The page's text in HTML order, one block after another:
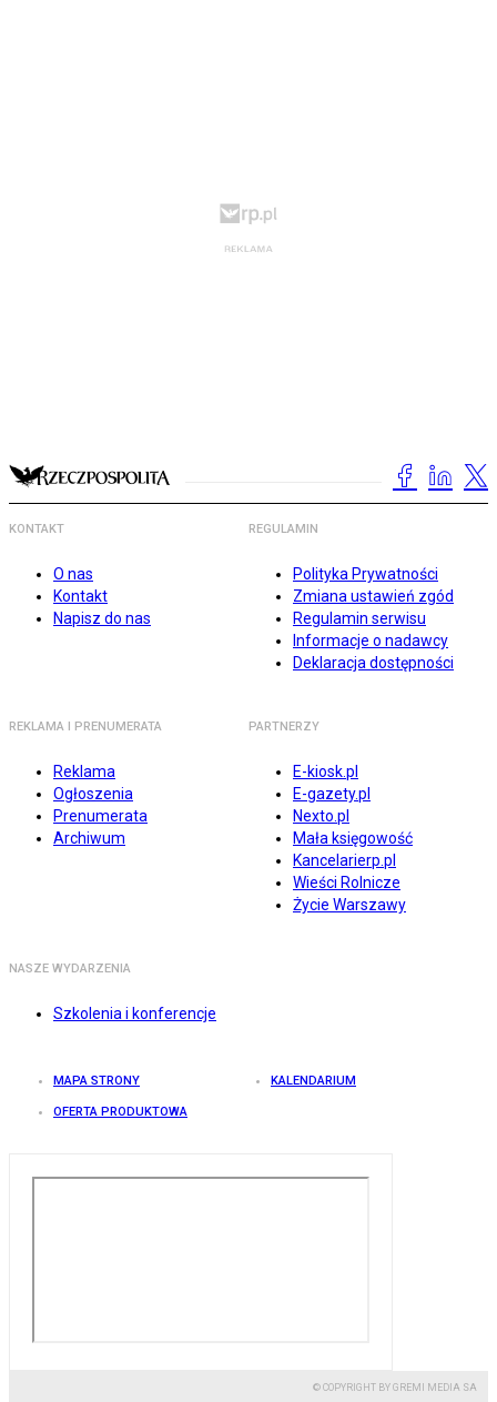
KONTAKT
O nas
Kontakt
Napisz do nas
REGULAMIN
Polityka Prywatności
Zmiana ustawień zgód
Regulamin serwisu
Informacje o nadawcy
Deklaracja dostępności
REKLAMA I PRENUMERATA
Reklama
Ogłoszenia
Prenumerata
Archiwum
PARTNERZY
E-kiosk.pl
E-gazety.pl
Nexto.pl
Mała księgowość
Kancelarierp.pl
Wieści Rolnicze
Życie Warszawy
NASZE WYDARZENIA
Szkolenia i konferencje
MAPA STRONY KALENDARIUM
OFERTA PRODUKTOWA
© COPYRIGHT BY GREMI MEDIA SA